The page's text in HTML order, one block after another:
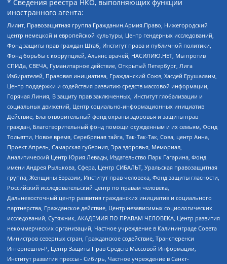
* Сведения реестра НКО, выполняющих функции
иностранного агента:
Лилит, Правозащитная группа Гражданин.Армия.Право, Нижегородский
центр немецкой и европейской культуры, Центр гендерных исследований,
Фонд защиты прав граждан Штаб, Институт права и публичной политики,
Фонд борьбы с коррупцией, Альянс врачей, НАСИЛИЮ.НЕТ, Мы против
СПИДа, СВЕЧА, Гуманитарное действие, Открытый Петербург, Лига
Избирателей, Правовая инициатива, Гражданский Союз, Хасдей Ерушалаим,
Центр поддержки и содействия развитию средств массовой информации,
Горячая Линия, В защиту прав заключенных, Институт глобализации и
социальных движений, Центр социально-информационных инициатив
Действие, Благотворительный фонд охраны здоровья и защиты прав
граждан, Благотворительный фонд помощи осужденным и их семьям, Фонд
Тольятти, Новое время, Серебряная тайга, Так-Так-Так, Сова, центр Анна,
Проект Апрель, Самарская губерния, Эра здоровья, Мемориал,
Аналитический Центр Юрия Левады, Издательство Парк Гагарина, Фонд
имени Андрея Рылькова, Сфера, Центр СИБАЛЬТ, Уральская правозащитная
группа, Женщины Евразии, Институт прав человека, Фонд защиты гласности,
Российский исследовательский центр по правам человека,
Дальневосточный центр развития гражданских инициатив и социального
партнерства, Гражданское действие, Центр независимых социологических
исследований, Сутяжник, АКАДЕМИЯ ПО ПРАВАМ ЧЕЛОВЕКА, Центр развития
некоммерческих организаций, Частное учреждение в Калининграде Совета
Министров северных стран, Гражданское содействие, Трансперенси
Интернешнл-Р, Центр Защиты Прав Средств Массовой Информации,
Институт развития прессы - Сибирь, Частное учреждение в Санкт-